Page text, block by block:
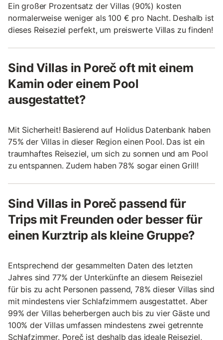
Ein großer Prozentsatz der Villas (90%) kosten
normalerweise weniger als 100 € pro Nacht. Deshalb ist
dieses Reiseziel perfekt, um preiswerte Villas zu finden!
Sind Villas in Poreč oft mit einem
Kamin oder einem Pool
ausgestattet?
Mit Sicherheit! Basierend auf Holidus Datenbank haben
75% der Villas in dieser Region einen Pool. Das ist ein
traumhaftes Reiseziel, um sich zu sonnen und am Pool
zu entspannen. Zudem haben 78% sogar einen Grill!
Sind Villas in Poreč passend für
Trips mit Freunden oder besser für
einen Kurztrip als kleine Gruppe?
Entsprechend der gesammelten Daten des letzten
Jahres sind 77% der Unterkünfte an diesem Reiseziel
für bis zu acht Personen passend, 78% dieser Villas sind
mit mindestens vier Schlafzimmern ausgestattet. Aber
99% der Villas beherbergen auch bis zu vier Gäste und
100% der Villas umfassen mindestens zwei getrennte
Schlafzimmer. Poreč ist deshalb das ideale Reiseziel,